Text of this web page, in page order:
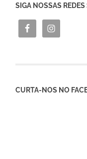
SIGA NOSSAS
CURTA-NOS NO